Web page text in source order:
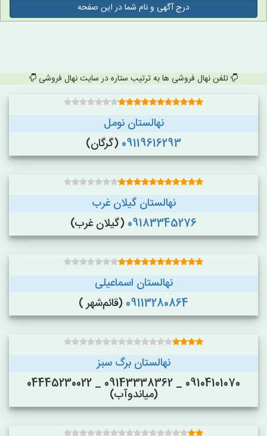
درج آگهی و نام شما در این صفحه
تلفن نهال فروشی ها به ترتیب ستاره در سایت نهال فروشی
نهالستان نومل
09119616293 (گرگان)
نهالستان گیلان غرب
09183345276 (گیلان غرب)
نهالستان اسماعیلی
09113280864 (قائم‌شهر )
نهالستان برگ سبز
09104101070 _ 09143338362 _ 04445230022
(میاندوآب)